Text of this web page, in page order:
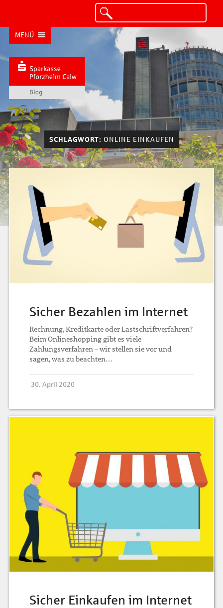
MENÜ
SCHLAGWORT: ONLINE EINKAUFEN
Sicher Bezahlen im Internet
Rechnung, Kreditkarte oder Lastschriftverfahren?
Beim Onlineshopping gibt es viele
Zahlungsverfahren – wir stellen sie vor und
sagen, was zu beachten…
30. April 2020
Sicher Einkaufen im Internet